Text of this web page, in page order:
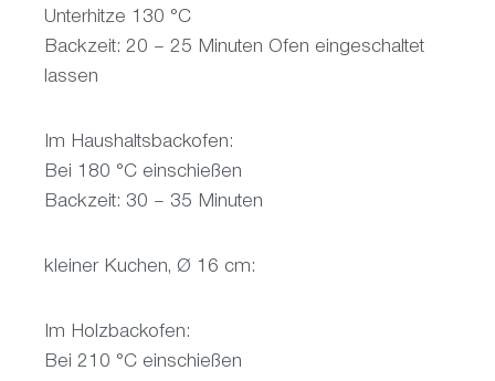
Unterhitze 130 °C
Backzeit: 20 – 25 Minuten Ofen eingeschaltet
lassen
Im Haushaltsbackofen:
Bei 180 °C einschießen
Backzeit: 30 – 35 Minuten
kleiner Kuchen, Ø 16 cm:
Im Holzbackofen:
Bei 210 °C einschießen